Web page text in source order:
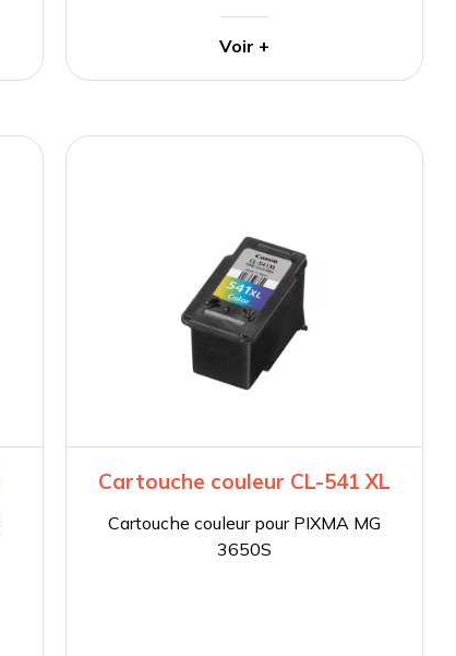
Voir +
Cartouche couleur CL-541 XL
Cartouche couleur pour PIXMA MG
3650S